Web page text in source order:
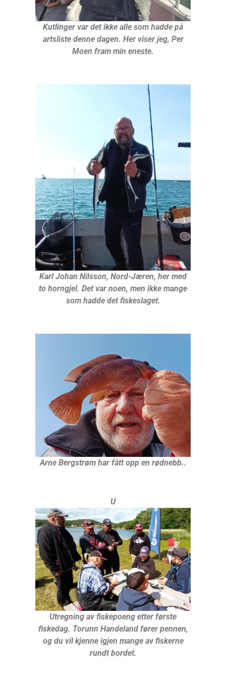
Kutlinger var det ikke alle som hadde på
artsliste denne dagen. Her viser jeg, Per
Moen fram min eneste.
Karl Johan Nilsson, Nord-Jæren, her med
to horngjel. Det var noen, men ikke mange
som hadde det fiskeslaget.
Arne Bergstrøm har fått opp en rødnebb..
U
Utregning av fiskepoeng etter første
fiskedag. Torunn Handeland fører pennen,
og du vil kjenne igjen mange av fiskerne
rundt bordet.